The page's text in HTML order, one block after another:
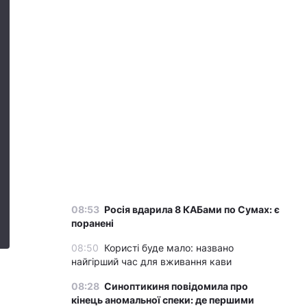
08:53 Росія вдарила 8 КАБами по Сумах: є
поранені
08:50 Користі буде мало: названо
найгірший час для вживання кави
08:28 Синоптикиня повідомила про
кінець аномальної спеки: де першими